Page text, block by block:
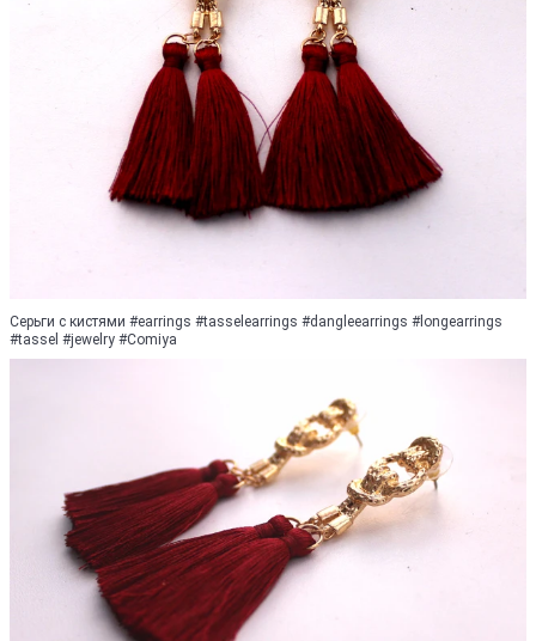
Серьги с кистями #earrings #tasselearrings #dangleearrings #longearrings
#tassel #jewelry #Comiya